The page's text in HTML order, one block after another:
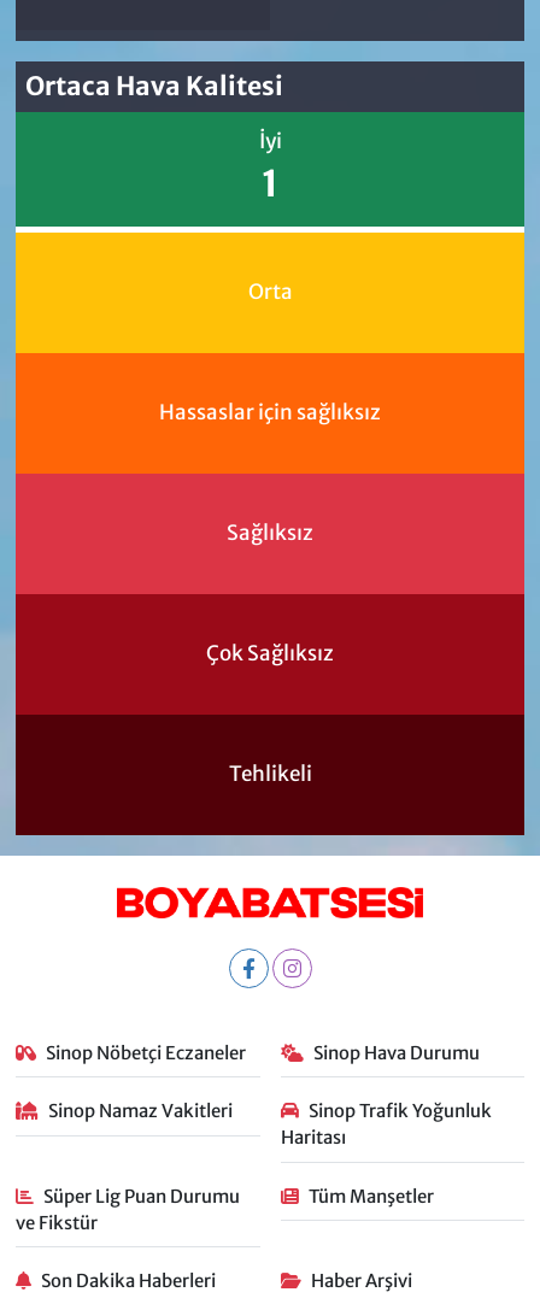
Ortaca Hava Kalitesi
İyi
1
Orta
Hassaslar için sağlıksız
Sağlıksız
Çok Sağlıksız
Tehlikeli
Sinop Nöbetçi Eczaneler Sinop Hava Durumu
Sinop Namaz Vakitleri
Sinop Trafik Yoğunluk
Haritası
Süper Lig Puan Durumu
ve Fikstür
Tüm Manşetler
Son Dakika Haberleri Haber Arşivi